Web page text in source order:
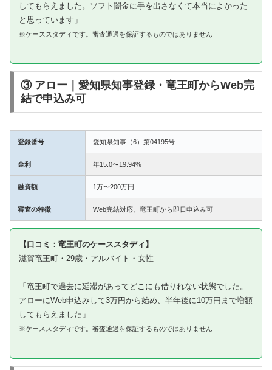
してもらえました。ソフト闇金に手を出さなくて本当によかった
と思っています」
※ケーススタディです。審査通過を保証するものではありません
③ アロー｜愛知県知事登録・竜王町からWeb完
結で申込み可
登録番号 愛知県知事（6）第04195号
金利 年15.0〜19.94%
融資額 1万〜200万円
審査の特徴 Web完結対応。竜王町から即日申込み可
【口コミ：竜王町のケーススタディ】
滋賀竜王町・29歳・アルバイト・女性
「竜王町で過去に延滞があってどこにも借りれない状態でした。
アローにWeb申込みして3万円から始め、半年後に10万円まで増額
してもらえました」
※ケーススタディです。審査通過を保証するものではありません